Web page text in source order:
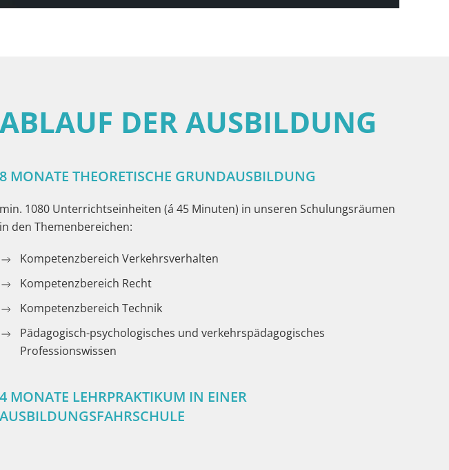
ABLAUF DER AUSBILDUNG
8 MONATE THEORETISCHE GRUNDAUSBILDUNG
min. 1080 Unterrichtseinheiten (á 45 Minuten) in unseren Schulungsräumen
in den Themenbereichen:
Kompetenzbereich Verkehrsverhalten
Kompetenzbereich Recht
Kompetenzbereich Technik
Pädagogisch-psychologisches und verkehrspädagogisches
Professionswissen
4 MONATE LEHRPRAKTIKUM IN EINER
AUSBILDUNGSFAHRSCHULE